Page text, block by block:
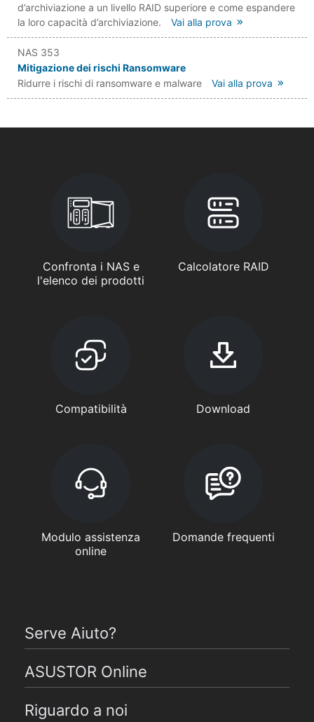
d’archiviazione a un livello RAID superiore e come espandere
la loro capacità d’archiviazione.
Vai alla prova
NAS 353
Mitigazione dei rischi Ransomware
Ridurre i rischi di ransomware e malware
Vai alla prova
Confronta i NAS e
l'elenco dei prodotti
Calcolatore RAID
Compatibilità Download
Modulo assistenza
online
Domande frequenti
Serve Aiuto?
ASUSTOR Online
Riguardo a noi